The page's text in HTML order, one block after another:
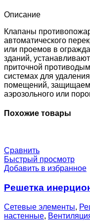
0-
0-
0
Описание
Клапаны
автоматического
или проемов в
зданий,
приточной
системах для
помещений,
аэрозольного или
Похожие товары
Сравнить
Быстрый просмотр
Добавить в избранное
Решетка
Сетевые элементы,
настенные,